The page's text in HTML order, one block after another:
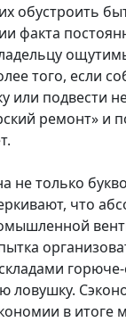
обустроить
факта
того, если
или подвести
ремонт»
не только
что
ловушку.
в